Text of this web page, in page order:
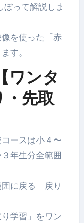
ぼって解説しま
を使った「赤
す。
ワンタ
先取
ースは小４〜
年生分全範囲
に戻る「戻り
学習」をワン